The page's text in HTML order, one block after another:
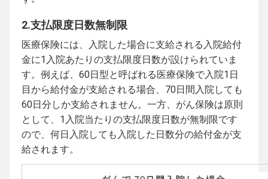
2.支払限度日数無制限
医療保険には、入院した場合に支給される入院給付
金に1入院あたりの支払限度日数が設けられていま
す。例えば、60日型と呼ばれる医療保険で入院1日
目から給付金が支給される場合、70日間入院しても
60日分しか支給されません。一方、がん保険は原則
として、1入院当たりの支払限度日数が無制限です
ので、何日入院しても入院した日数分の給付金が支
給されます。